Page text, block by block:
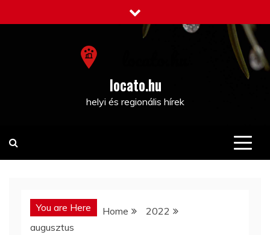
to
locato.hu
helyi és regionális hírek
You are Here Home
2022
augusztus